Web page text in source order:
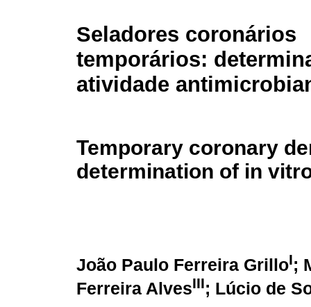
Seladores coronários
temporários:
atividade
Temporary coronary
determination of in
João Paulo Ferreira GrilloI;
Ferreira AlvesIII; Lúcio de